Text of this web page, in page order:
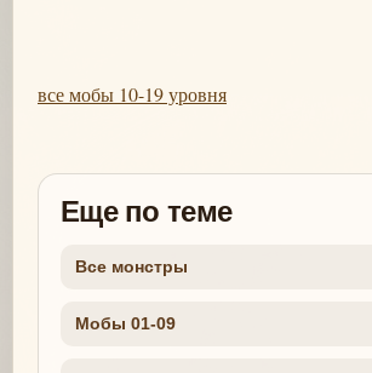
все мобы 10-19 уровня
Еще по теме
Все монстры
Мобы 01-09